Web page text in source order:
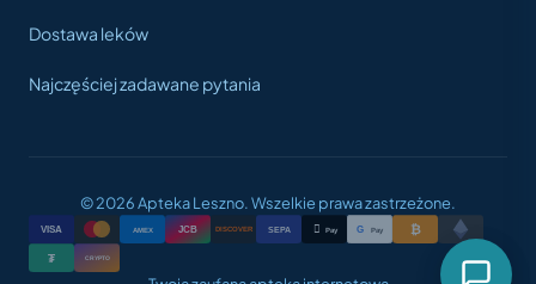
Dostawa leków
Najczęściej zadawane pytania
© 2026 Apteka Leszno. Wszelkie prawa zastrzeżone.
VISA AMEX JCB DISCOVER SEPA  Pay G Pay ₿
₮ CRYPTO